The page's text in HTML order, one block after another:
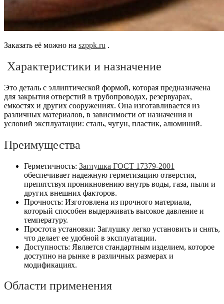
Заказать её можно на szppk.ru .
Характеристики и назначение
Это деталь с эллиптической формой, которая предназначена
для закрытия отверстий в трубопроводах, резервуарах,
емкостях и других сооружениях. Она изготавливается из
различных материалов, в зависимости от назначения и
условий эксплуатации: сталь, чугун, пластик, алюминий.
Преимущества
Герметичность: Заглушка ГОСТ 17379-2001
обеспечивает надежную герметизацию отверстия,
препятствуя проникновению внутрь воды, газа, пыли и
других внешних факторов.
Прочность: Изготовлена из прочного материала,
который способен выдерживать высокое давление и
температуру.
Простота установки: Заглушку легко установить и снять,
что делает ее удобной в эксплуатации.
Доступность: Является стандартным изделием, которое
доступно на рынке в различных размерах и
модификациях.
Области применения